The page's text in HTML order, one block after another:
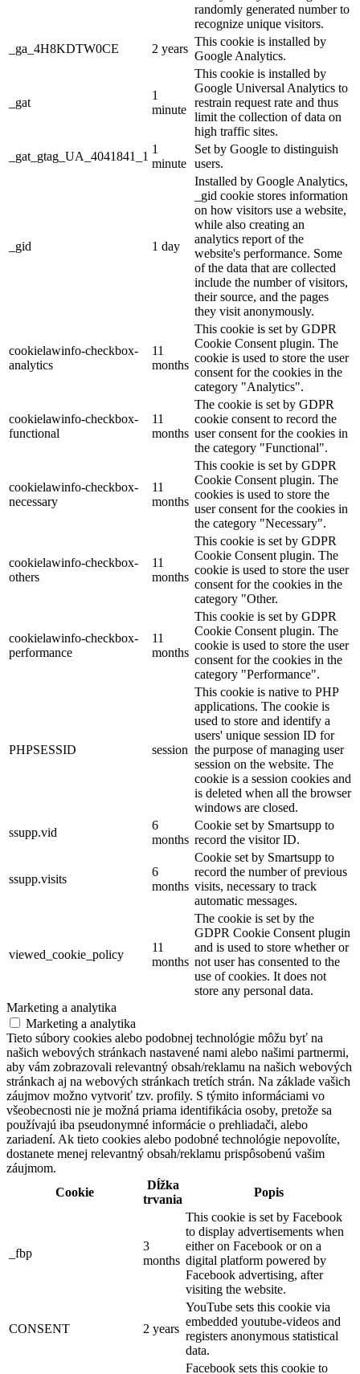
randomly generated number to
recognize unique visitors.
_ga_4H8KDTW0CE
2 years
This cookie is installed by
Google Analytics.
_gat
1
minute
This cookie is installed by
Google Universal Analytics to
restrain request rate and thus
limit the collection of data on
high traffic sites.
_gat_gtag_UA_4041841_1
1
minute
Set by Google to distinguish
users.
_gid 1 day
Installed by Google Analytics,
_gid cookie stores information
on how visitors use a website,
while also creating an
analytics report of the
website's performance. Some
of the data that are collected
include the number of visitors,
their source, and the pages
they visit anonymously.
cookielawinfo-checkbox-
analytics
11
months
This cookie is set by GDPR
Cookie Consent plugin. The
cookie is used to store the user
consent for the cookies in the
category "Analytics".
cookielawinfo-checkbox-
functional
11
months
The cookie is set by GDPR
cookie consent to record the
user consent for the cookies in
the category "Functional".
cookielawinfo-checkbox-
necessary
11
months
This cookie is set by GDPR
Cookie Consent plugin. The
cookies is used to store the
user consent for the cookies in
the category "Necessary".
cookielawinfo-checkbox-
others
11
months
This cookie is set by GDPR
Cookie Consent plugin. The
cookie is used to store the user
consent for the cookies in the
category "Other.
cookielawinfo-checkbox-
performance
11
months
This cookie is set by GDPR
Cookie Consent plugin. The
cookie is used to store the user
consent for the cookies in the
category "Performance".
PHPSESSID session
This cookie is native to PHP
applications. The cookie is
used to store and identify a
users' unique session ID for
the purpose of managing user
session on the website. The
cookie is a session cookies and
is deleted when all the browser
windows are closed.
ssupp.vid
6
months
Cookie set by Smartsupp to
record the visitor ID.
ssupp.visits
6
months
Cookie set by Smartsupp to
record the number of previous
visits, necessary to track
automatic messages.
viewed_cookie_policy
11
months
The cookie is set by the
GDPR Cookie Consent plugin
and is used to store whether or
not user has consented to the
use of cookies. It does not
store any personal data.
Marketing a analytika
Marketing a analytika
Tieto súbory cookies alebo podobnej technológie môžu byť na
našich webových stránkach nastavené nami alebo našimi partnermi,
aby vám zobrazovali relevantný obsah/reklamu na našich webových
stránkach aj na webových stránkach tretích strán. Na základe vašich
záujmov možno vytvoriť tzv. profily. S týmito informáciami vo
všeobecnosti nie je možná priama identifikácia osoby, pretože sa
používajú iba pseudonymné informácie o prehliadači, alebo
zariadení. Ak tieto cookies alebo podobné technológie nepovolíte,
dostanete menej relevantný obsah/reklamu prispôsobenú vašim
záujmom.
Cookie
Dĺžka
trvania
Popis
_fbp
3
months
This cookie is set by Facebook
to display advertisements when
either on Facebook or on a
digital platform powered by
Facebook advertising, after
visiting the website.
CONSENT 2 years
YouTube sets this cookie via
embedded youtube-videos and
registers anonymous statistical
data.
Facebook sets this cookie to